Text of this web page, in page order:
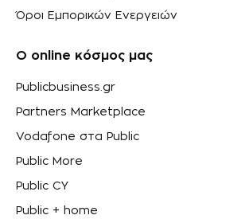
Όροι Εμπορικών Ενεργειών
Ο online κόσμος μας
Publicbusiness.gr
Partners Marketplace
Vodafone στα Public
Public More
Public CY
Public + home